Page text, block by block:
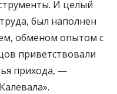
И целый
был наполнен
обменом опытом с
приветствовали
прихода, —